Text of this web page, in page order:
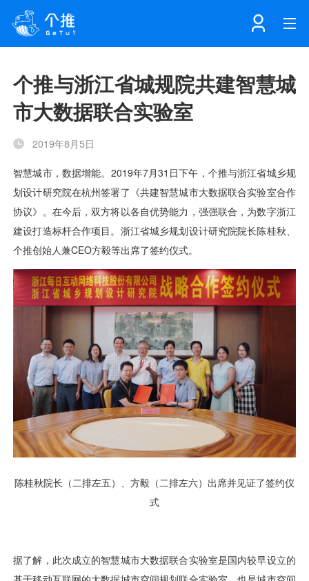
产品
个知·智能工作站
个知·智能营销AITA
个知·智能运营AIBI
消息推送
用户运营
AI应用工坊
海外推送
解决方案
数据中台解决方案
互联网增长
品牌营销
城市治理
大数据精准宣防
开发者中心
文档中心
合规指南
我的开发者中心
数据工坊
个推学堂
了解我们
公司简介
新闻动态
注册
个推与浙江省城规院共建智慧城
市大数据联合实验室
2019年8月5日